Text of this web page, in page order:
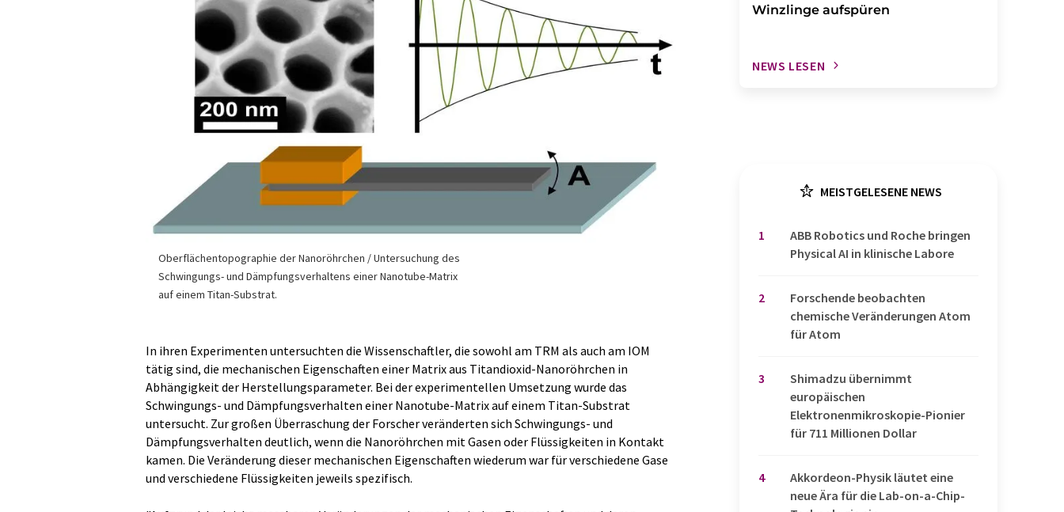
Oberflächentopographie der Nanoröhrchen / Untersuchung des
Schwingungs- und Dämpfungsverhaltens einer Nanotube-Matrix
auf einem Titan-Substrat.
In ihren Experimenten untersuchten die Wissenschaftler, die sowohl am TRM als auch am IOM
tätig sind, die mechanischen Eigenschaften einer Matrix aus Titandioxid-Nanoröhrchen in
Abhängigkeit der Herstellungsparameter. Bei der experimentellen Umsetzung wurde das
Schwingungs- und Dämpfungsverhalten einer Nanotube-Matrix auf einem Titan-Substrat
untersucht. Zur großen Überraschung der Forscher veränderten sich Schwingungs- und
Dämpfungsverhalten deutlich, wenn die Nanoröhrchen mit Gasen oder Flüssigkeiten in Kontakt
kamen. Die Veränderung dieser mechanischen Eigenschaften wiederum war für verschiedene Gase
und verschiedene Flüssigkeiten jeweils spezifisch.
Winzlinge aufspüren
NEWS LESEN
MEISTGELESENE NEWS
1
​​​​​​​ABB Robotics und Roche bringen
Physical AI in klinische Labore
2
Forschende beobachten
chemische Veränderungen Atom
für Atom
3
Shimadzu übernimmt
europäischen
Elektronenmikroskopie-Pionier
für 711 Millionen Dollar
4
Akkordeon-Physik läutet eine
neue Ära für die Lab-on-a-Chip-